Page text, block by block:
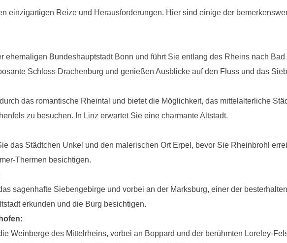
einzigartigen Reize und Herausforderungen. Hier sind einige der
ehemaligen Bundeshauptstadt Bonn und führt Sie entlang des Rheins nach
Schloss Drachenburg und genießen Ausblicke auf den Fluss und das
das romantische Rheintal und bietet die Möglichkeit, das mittelalterliche
zu besuchen. In Linz erwartet Sie eine charmante Altstadt.
das Städtchen Unkel und den malerischen Ort Erpel, bevor Sie Rheinbrohl
Thermen besichtigen.
sagenhafte Siebengebirge und vorbei an der Marksburg, einer der
erkunden und die Burg besichtigen.
Weinberge des Mittelrheins, vorbei an Boppard und der berühmten Loreley-